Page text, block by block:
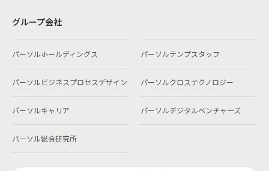
グループ会社
パーソルホールディングス パーソルテンプスタッフ
パーソルビジネスプロセスデザイン パーソルクロステクノロジー
パーソルキャリア パーソルデジタルベンチャーズ
パーソル総合研究所